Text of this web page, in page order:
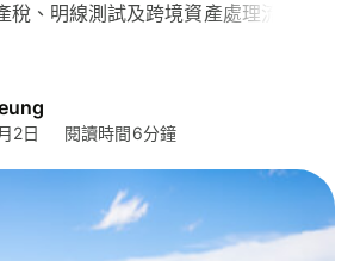
稅、明線測試及跨境資產處理流程，
2日 閱讀時間6分鐘